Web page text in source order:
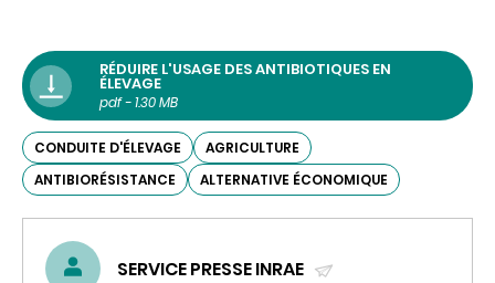
RÉDUIRE L'USAGE DES ANTIBIOTIQUES EN
ÉLEVAGE
pdf - 1.30 MB
CONDUITE D'ÉLEVAGE
AGRICULTURE
ANTIBIORÉSISTANCE
ALTERNATIVE ÉCONOMIQUE
SERVICE PRESSE INRAE